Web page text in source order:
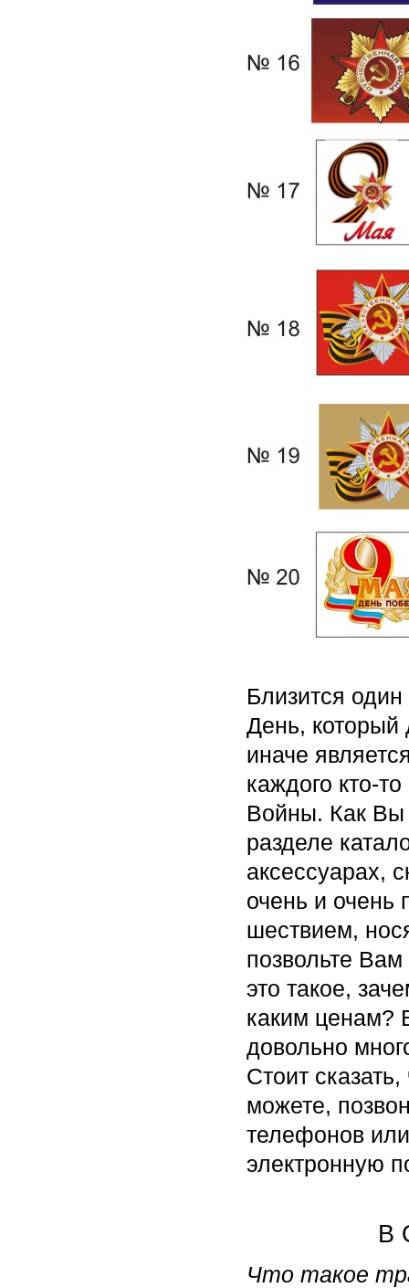
Близится
День, который
иначе
каждого кто-
Войны. Как Вы
разделе
аксессуарах,
очень и очень
шествием,
позвольте
это такое,
каким ценам?
довольно
Стоит
можете,
телефонов
электронную
В
Что такое